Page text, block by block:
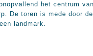
het centrum
De toren is mede door de
landmark.